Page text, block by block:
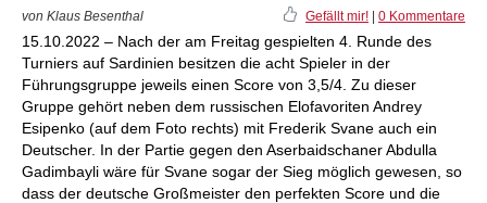
von Klaus Besenthal Gefällt mir! 0 Kommentare
15.10.2022 – Nach der am Freitag gespielten 4. Runde des
Turniers auf Sardinien besitzen die acht Spieler in der
Führungsgruppe jeweils einen Score von 3,5/4. Zu dieser
Gruppe gehört neben dem russischen Elofavoriten Andrey
Esipenko (auf dem Foto rechts) mit Frederik Svane auch ein
Deutscher. In der Partie gegen den Aserbaidschaner Abdulla
Gadimbayli wäre für Svane sogar der Sieg möglich gewesen, so
dass der deutsche Großmeister den perfekten Score und die